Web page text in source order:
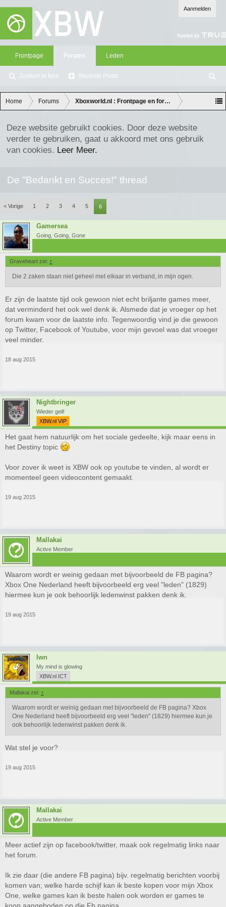
Aanmelden
Frontpage Forums
Zoeken in fora Recente Posts
Leden
oe
ke
n
Home Forums Xboxworld.nl : Frontpage en forum discussie
Deze website gebruikt cookies. Door deze website
verder te gebruiken, gaat u akkoord met ons gebruik
van cookies. Leer Meer.
De "Bedankt en Succes!" thread
< Vorige 1 2 3 4 5 6
Gamersea
Going, Going, Gone
Graveheart zei: ↑
Die 2 zaken staan niet geheel met elkaar in verband, in mijn ogen.
Er zijn de laatste tijd ook gewoon niet echt briljante games meer,
dat verminderd het ook wel denk ik. Alsmede dat je vroeger op het
forum kwam voor de laatste info. Tegenwoordig vind je die gewoon
op Twitter, Facebook of Youtube, voor mijn gevoel was dat vroeger
veel minder.
18 aug 2015
Nightbringer
Wieder geil!
XBW.nl VIP
Het gaat hem natuurlijk om het sociale gedeelte, kijk maar eens in
het Destiny topic
Voor zover ik weet is XBW ook op youtube te vinden, al wordt er
momenteel geen videocontent gemaakt.
19 aug 2015
Mallakai
Active Member
Waarom wordt er weinig gedaan met bijvoorbeeld de FB pagina?
Xbox One Nederland heeft bijvoorbeeld erg veel "leden" (1829)
hiermee kun je ook behoorlijk ledenwinst pakken denk ik.
19 aug 2015
lwn
My mind is glowing
XBW.nl ICT
Mallakai zei: ↑
Waarom wordt er weinig gedaan met bijvoorbeeld de FB pagina? Xbox
One Nederland heeft bijvoorbeeld erg veel "leden" (1829) hiermee kun je
ook behoorlijk ledenwinst pakken denk ik.
Wat stel je voor?
19 aug 2015
Mallakai
Active Member
Meer actief zijn op facebook/twitter, maak ook regelmatig links naar
het forum.
Ik zie daar (die andere FB pagina) bijv. regelmatig berichten voorbij
komen van; welke harde schijf kan ik beste kopen voor mijn Xbox
One, welke games kan ik beste halen ook worden er games te